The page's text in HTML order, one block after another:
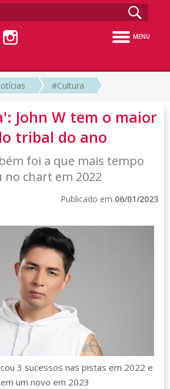
MENU
#Cultura
John W tem o maior
tribal do ano
foi a que mais tempo
no chart em 2022
Publicado em 06/01/2023
3 sucessos nas pistas em 2022 e
um novo em 2023